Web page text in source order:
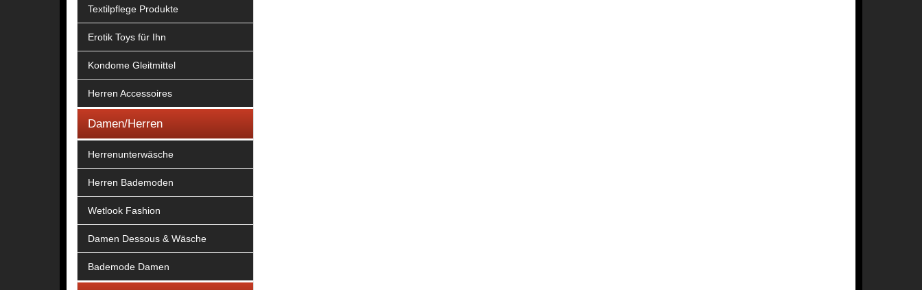
Textilpflege Produkte
Erotik Toys für Ihn
Kondome Gleitmittel
Herren Accessoires
Damen/Herren
Herrenunterwäsche
Herren Bademoden
Wetlook Fashion
Damen Dessous & Wäsche
Bademode Damen